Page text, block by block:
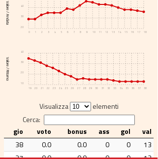
Valore / Andata
0 1 2 3 4 5 6 7 8 9 10 11 12 13 14 15 16 17 18
20
30
40
Valore / Ritorno
19 20 21 22 23 24 25 26 27 28 29 30 31 32 33 34 35 36 37 38
10
20
30
40
Visualizza
elementi
Cerca:
gio
voto bonus ass gol
val
38
0.0 0.0 0 0
13